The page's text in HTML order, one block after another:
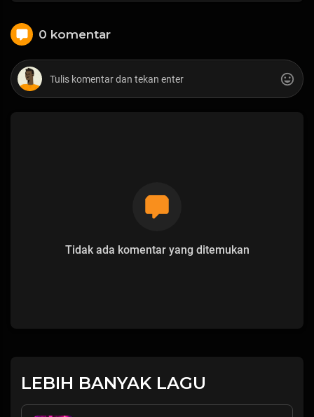
0 komentar
Tidak ada komentar yang ditemukan
LEBIH BANYAK LAGU